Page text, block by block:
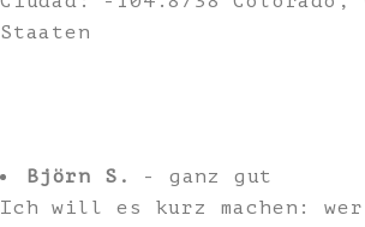
Staaten
Björn S.
- ganz gut
Ich will es kurz machen: